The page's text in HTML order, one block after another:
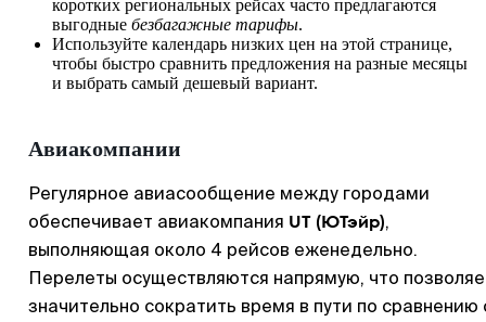
коротких региональных рейсах часто предлагаются
выгодные безбагажные тарифы.
Используйте календарь низких цен на этой странице,
чтобы быстро сравнить предложения на разные месяцы
и выбрать самый дешевый вариант.
Авиакомпании
Регулярное авиасообщение между городами
обеспечивает авиакомпания UT (ЮТэйр),
выполняющая около 4 рейсов еженедельно.
Перелеты осуществляются напрямую, что
значительно сократить время в пути по сравнению